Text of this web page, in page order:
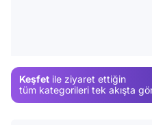
Keşfet ile ziyaret ettiğin
tüm kategorileri tek akışta